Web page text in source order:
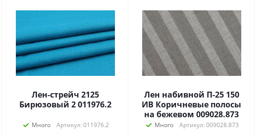
Лен-стрейч 2125
Бирюзовый 2 011976.2
Много Артикул: 011976.2
Лен набивной П-25 150
ИВ Коричневые полосы
на бежевом 009028.873
Много Артикул: 009028.873